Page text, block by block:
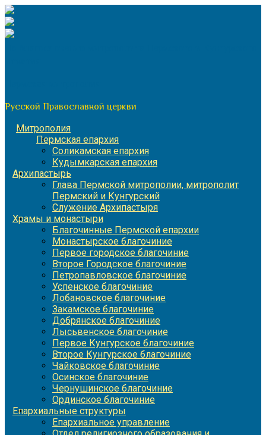
Перейти
к
содержимому
Русской Православной церкви
Митрополия
Пермская епархия
Соликамская епархия
Кудымкарская епархия
Архипастырь
Глава Пермской митрополии, митрополит
Пермский и Кунгурский
Служение Архипастыря
Храмы и монастыри
Благочинные Пермской епархии
Монастырское благочиние
Первое городское благочиние
Второе Городское благочиние
Петропавловское благочиние
Успенское благочиние
Лобановское благочиние
Закамское благочиние
Добрянское благочиние
Лысьвенское благочиние
Первое Кунгурское благочиние
Второе Кунгурское благочиние
Чайковское благочиние
Осинское благочиние
Чернушинское благочиние
Ординское благочиние
Епархиальные структуры
Епархиальное управление